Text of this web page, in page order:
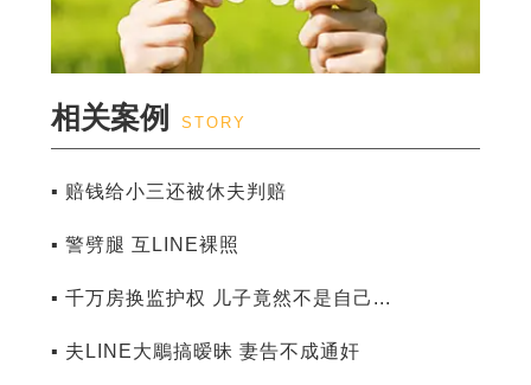
相关案例 STORY
▪ 赔钱给小三还被休夫判赔
▪ 警劈腿 互LINE裸照
▪ 千万房换监护权 儿子竟然不是自己...
▪ 夫LINE大鵰搞暧昧 妻告不成通奸